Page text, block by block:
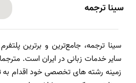
سینا ترجمه
سینا ترجمه، جامع‌ترین و برترین
سایر خدمات زبانی در ایران است.
زمینه رشته های تخصصی خود اقدام به